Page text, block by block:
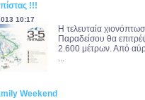
!!!
10:17
Η τελευταία
Παραδείσου θα
2.600 μέτρων. Από
...
Weekend